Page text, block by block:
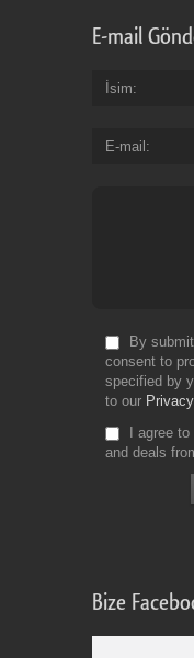
E-mail
İsim
E-mail
By
consent to
specified by
to our
I agree
and deals
Bize